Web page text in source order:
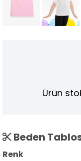
Ürün
Beden
Renk